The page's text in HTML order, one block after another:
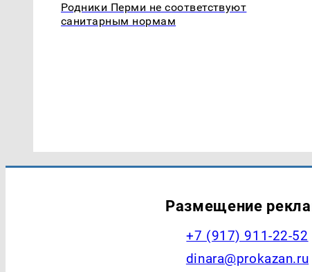
Родники Перми не соответствуют
санитарным нормам
Размещение
+7 (917) 911-22-52
dinara@prokazan.ru